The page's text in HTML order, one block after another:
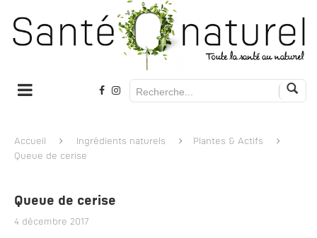
Accueil Ingrédients naturels
Plantes & Actifs
Queue de cerise
Queue de cerise
4 décembre 2017